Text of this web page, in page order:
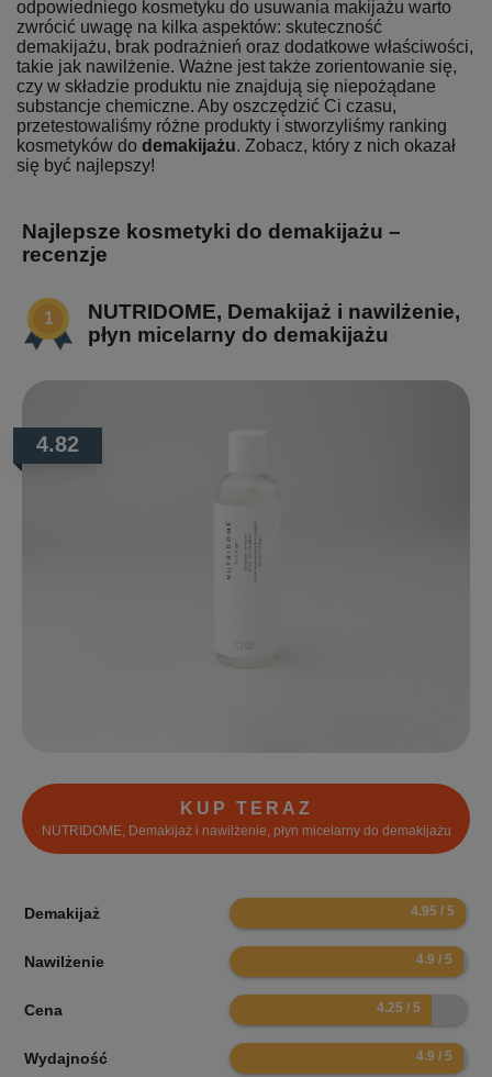
odpowiedniego kosmetyku do usuwania makijażu warto
zwrócić uwagę na kilka aspektów: skuteczność
demakijażu, brak podrażnień oraz dodatkowe właściwości,
takie jak nawilżenie. Ważne jest także zorientowanie się,
czy w składzie produktu nie znajdują się niepożądane
substancje chemiczne. Aby oszczędzić Ci czasu,
przetestowaliśmy różne produkty i stworzyliśmy ranking
kosmetyków do demakijażu. Zobacz, który z nich okazał
się być najlepszy!
Najlepsze kosmetyki do demakijażu –
recenzje
NUTRIDOME, Demakijaż i nawilżenie,
płyn micelarny do demakijażu
4.82
KUP TERAZ
NUTRIDOME, Demakijaż i nawilżenie, płyn micelarny do demakijażu
Demakijaż 9.9
Nawilżenie 9.8
Cena 8.5
Wydajność 9.8